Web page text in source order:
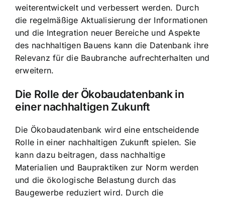
weiterentwickelt und verbessert werden. Durch
die regelmäßige Aktualisierung der Informationen
und die Integration neuer Bereiche und Aspekte
des nachhaltigen Bauens kann die Datenbank ihre
Relevanz für die Baubranche aufrechterhalten und
erweitern.
Die Rolle der Ökobaudatenbank in
einer nachhaltigen Zukunft
Die Ökobaudatenbank wird eine entscheidende
Rolle in einer nachhaltigen Zukunft spielen. Sie
kann dazu beitragen, dass nachhaltige
Materialien und Baupraktiken zur Norm werden
und die ökologische Belastung durch das
Baugewerbe reduziert wird. Durch die